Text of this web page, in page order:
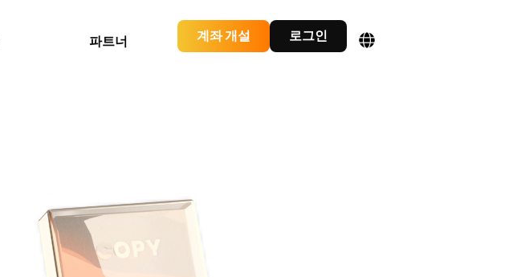
파트너 계좌 개설 로그인